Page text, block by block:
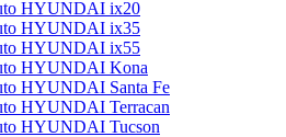
HYUNDAI ix20
HYUNDAI ix35
HYUNDAI ix55
HYUNDAI Kona
HYUNDAI Santa Fe
HYUNDAI Terracan
HYUNDAI Tucson